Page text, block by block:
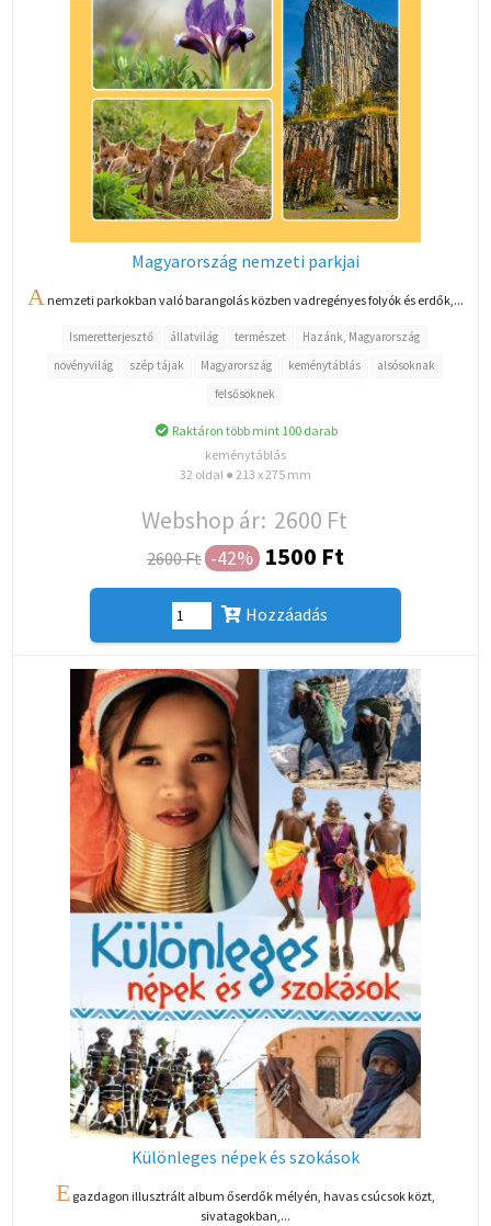
Magyarország nemzeti parkjai
A nemzeti parkokban való barangolás közben vadregényes folyók és erdők,...
Ismeretterjesztő állatvilág természet
Hazánk, Magyarország
növényvilág
szép tájak Magyarország keménytáblás
alsósoknak
felsősöknek
Raktáron több mint 100 darab
keménytáblás
32 oldal ● 213 x 275 mm
Webshop ár: 2600 Ft
2600 Ft -42% 1500 Ft
Hozzáadás
Különleges népek és szokások
E gazdagon illusztrált album őserdők mélyén, havas csúcsok közt,
sivatagokban,...